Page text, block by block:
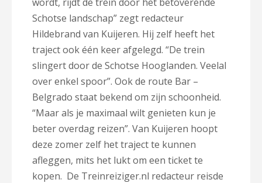
Schotse landschap” zegt redacteur
Hildebrand van Kuijeren. Hij zelf heeft het
traject ook één keer afgelegd. “De trein
slingert door de Schotse Hooglanden. Veelal
over enkel spoor”. Ook de route Bar –
Belgrado staat bekend om zijn schoonheid.
“Maar als je maximaal wilt genieten kun je
beter overdag reizen”. Van Kuijeren hoopt
deze zomer zelf het traject te kunnen
afleggen, mits het lukt om een ticket te
kopen. De Treinreiziger.nl redacteur reisde